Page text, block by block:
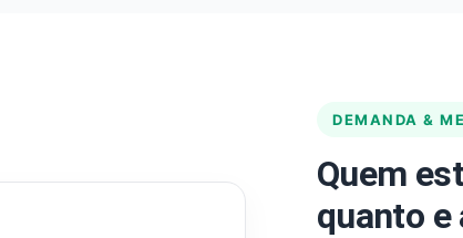
DEMANDA &
Quem
quanto e